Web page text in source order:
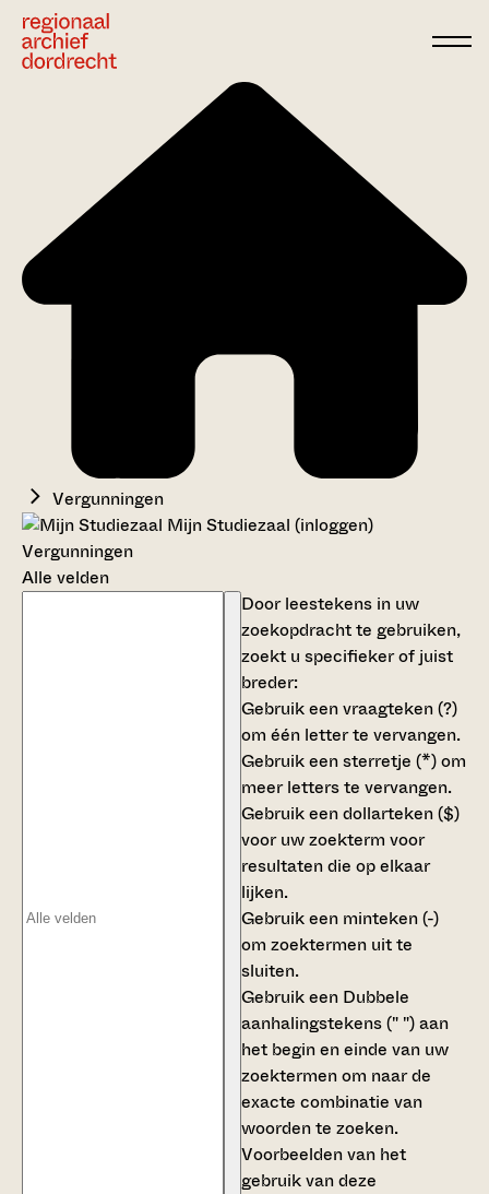
Vergunningen
Mijn Studiezaal (inloggen)
Vergunningen
Alle velden
Door leestekens in uw
zoekopdracht te gebruiken,
zoekt u specifieker of juist
breder:
Gebruik eenvraagteken (?)
om één letter te vervangen.
Gebruik eensterretje (*)om
meer letters te vervangen.
Gebruik eendollarteken ($)
voor uw zoekterm voor
resultaten die op elkaar
lijken.
Gebruik een minteken (-)
om zoektermen uit te
sluiten.
Gebruik een Dubbele
aanhalingstekens (" ")aan
het begin en einde van uw
zoektermen om naar de
exacte combinatie van
woorden te zoeken.
Voorbeelden van het
gebruik van deze